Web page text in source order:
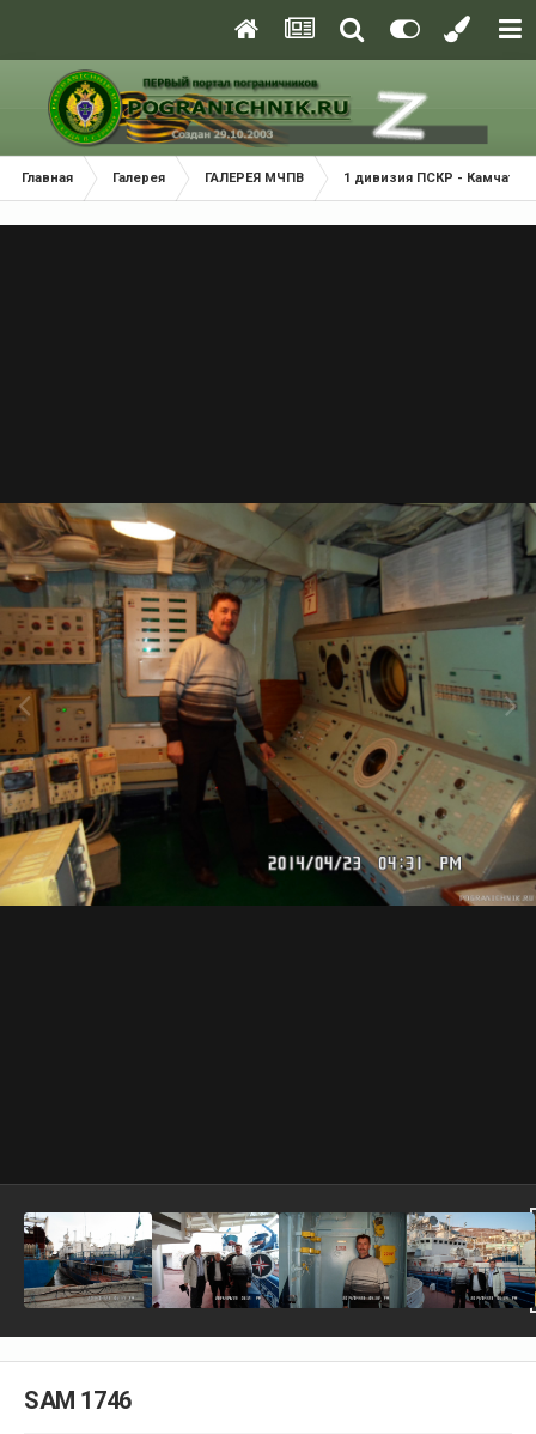
Главная Галерея ГАЛЕРЕЯ МЧПВ 1 дивизия ПСКР - Камчатка
SAM 1746